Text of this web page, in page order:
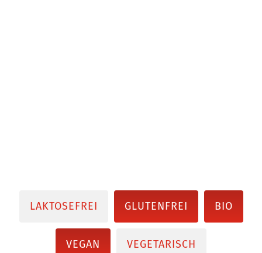
LAKTOSEFREI GLUTENFREI BIO
VEGAN VEGETARISCH